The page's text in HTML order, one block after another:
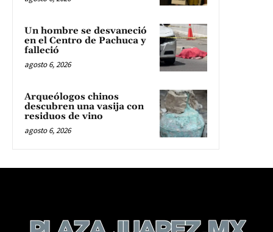
Un hombre se desvaneció
en el Centro de Pachuca y
falleció
agosto 6, 2026
Arqueólogos chinos
descubren una vasija con
residuos de vino
agosto 6, 2026